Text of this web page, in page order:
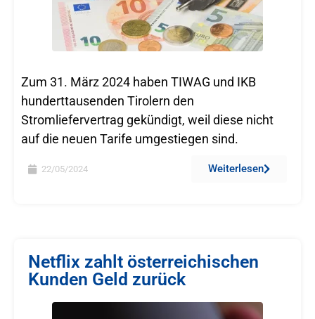
Zum 31. März 2024 haben TIWAG und IKB
hunderttausenden Tirolern den
Stromliefervertrag gekündigt, weil diese nicht
auf die neuen Tarife umgestiegen sind.
22/05/2024 Weiterlesen
Netflix zahlt österreichischen
Kunden Geld zurück